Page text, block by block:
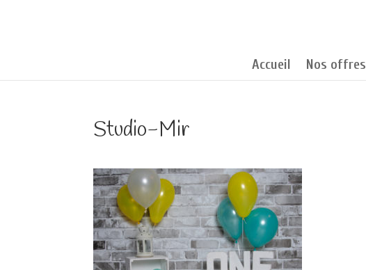
Accueil Nos offres
Studio-Mir